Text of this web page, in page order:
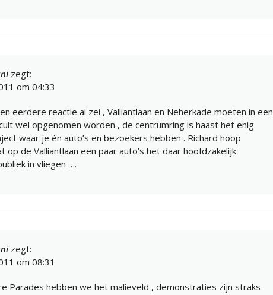
zegt:
om 04:33
eerdere reactie al zei , Valliantlaan en Neherkade moeten in een
wel opgenomen worden , de centrumring is haast het enig
waar je én auto’s en bezoekers hebben . Richard hoop
op de Valliantlaan een paar auto’s het daar hoofdzakelijk
in vliegen ….
zegt:
om 08:31
Parades hebben we het malieveld , demonstraties zijn straks